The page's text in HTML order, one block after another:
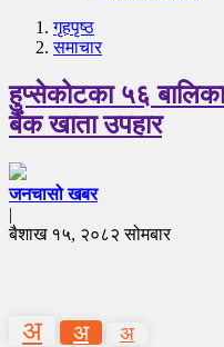
गृहपृष्‍ठ
समाचार
हुप्सेकोटका ५६
बैंक खाता उपहार
जनचासो खबर
|
बैशाख १५, २०८२ सोमबार
अ अ अ